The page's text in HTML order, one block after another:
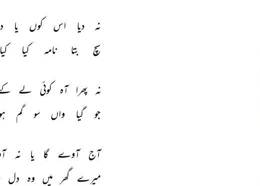
نہ دیا اس کوں یا
سچ
بتا نامہ کیا کیا
نہ پھرا آہ کوئی لے
جو
گیا واں سو گم
آج آوے گا یا نہ
میرے
گھر میں وہ دل